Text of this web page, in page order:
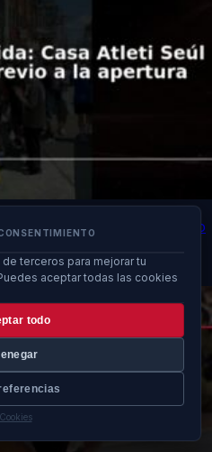
terceros para mejorar tu
aceptar todas las cookies
todo
Cookies
Seúl sufre colapso previo